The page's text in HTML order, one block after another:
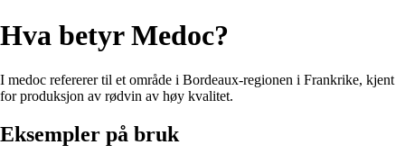
Hva betyr Medoc?
I medoc refererer til et område i Bordeaux-regionen i Frankrike, kjent
for produksjon av rødvin av høy kvalitet.
Eksempler på bruk